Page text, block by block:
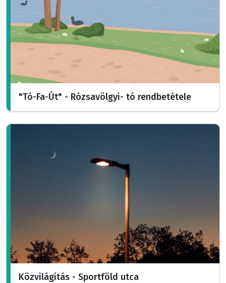
"Tó-Fa-Út" - Rózsavölgyi- tó rendbetétele
Közvilágítás - Sportföld utca